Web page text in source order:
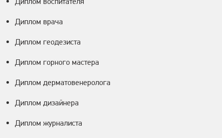
Диплом врача
Диплом геодезиста
Диплом горного мастера
Диплом дерматовенеролога
Диплом дизайнера
Диплом журналиста